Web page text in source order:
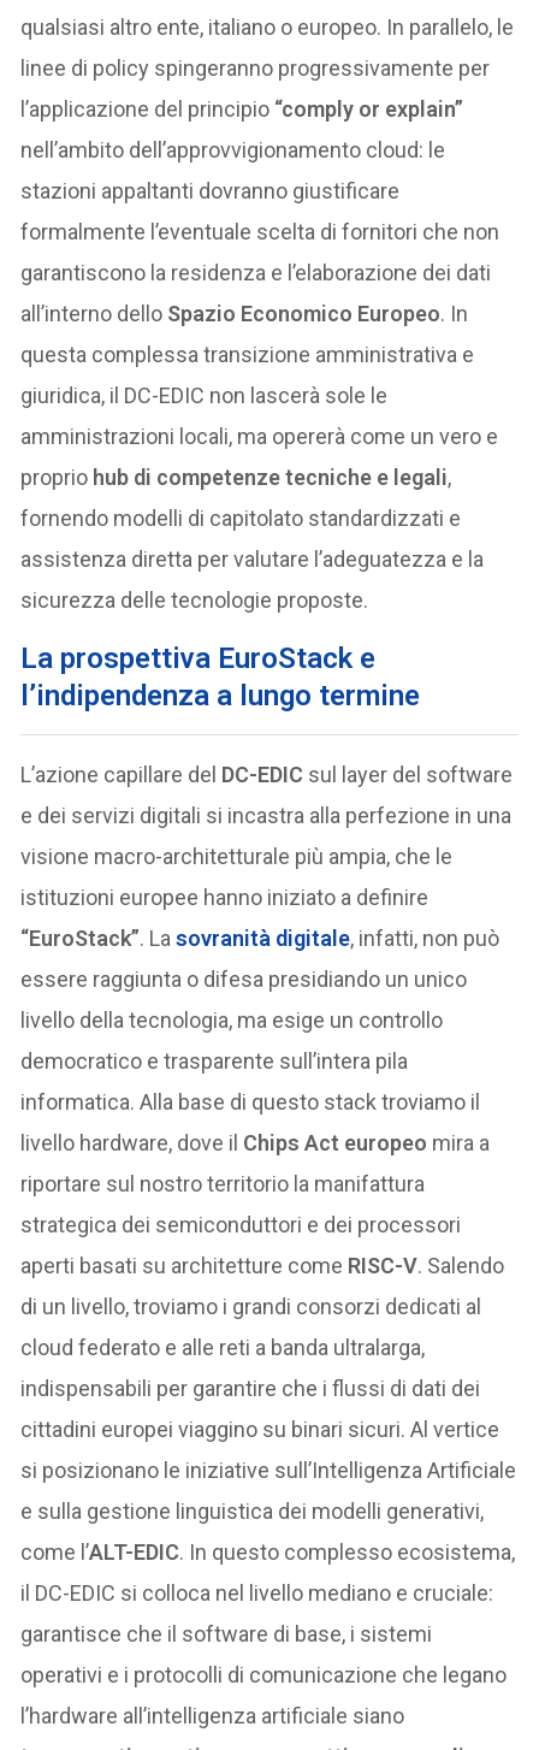
qualsiasi altro ente, italiano o europeo. In parallelo, le
linee di policy spingeranno progressivamente per
l’applicazione del principio “comply or explain”
nell’ambito dell’approvvigionamento cloud: le
stazioni appaltanti dovranno giustificare
formalmente l’eventuale scelta di fornitori che non
garantiscono la residenza e l’elaborazione dei dati
all’interno dello Spazio Economico Europeo. In
questa complessa transizione amministrativa e
giuridica, il DC-EDIC non lascerà sole le
amministrazioni locali, ma opererà come un vero e
proprio hub di competenze tecniche e legali,
fornendo modelli di capitolato standardizzati e
assistenza diretta per valutare l’adeguatezza e la
sicurezza delle tecnologie proposte.
La prospettiva EuroStack e
l’indipendenza a lungo termine
L’azione capillare del DC-EDIC sul layer del software
e dei servizi digitali si incastra alla perfezione in una
visione macro-architetturale più ampia, che le
istituzioni europee hanno iniziato a definire
“EuroStack”. Lasovranità digitale, infatti, non può
essere raggiunta o difesa presidiando un unico
livello della tecnologia, ma esige un controllo
democratico e trasparente sull’intera pila
informatica. Alla base di questo stack troviamo il
livello hardware, dove il Chips Act europeo mira a
riportare sul nostro territorio la manifattura
strategica dei semiconduttori e dei processori
aperti basati su architetture come RISC-V. Salendo
di un livello, troviamo i grandi consorzi dedicati al
cloud federato e alle reti a banda ultralarga,
indispensabili per garantire che i flussi di dati dei
cittadini europei viaggino su binari sicuri. Al vertice
si posizionano le iniziative sull’Intelligenza Artificiale
e sulla gestione linguistica dei modelli generativi,
come l’ALT-EDIC. In questo complesso ecosistema,
il DC-EDIC si colloca nel livello mediano e cruciale:
garantisce che il software di base, i sistemi
operativi e i protocolli di comunicazione che legano
l’hardware all’intelligenza artificiale siano